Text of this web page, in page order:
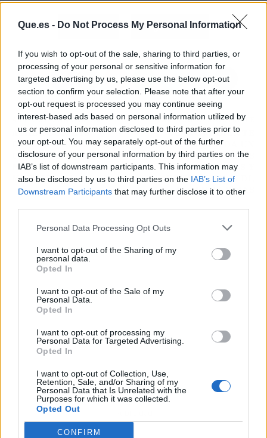
Que.es - Do Not Process My Personal Information
If you wish to opt-out of the sale, sharing to third parties, or
processing of your personal or sensitive information for
targeted advertising by us, please use the below opt-out
section to confirm your selection. Please note that after your
opt-out request is processed you may continue seeing
interest-based ads based on personal information utilized by
us or personal information disclosed to third parties prior to
your opt-out. You may separately opt-out of the further
disclosure of your personal information by third parties on the
IAB’s list of downstream participants. This information may
also be disclosed by us to third parties on the IAB’s List of
Downstream Participants that may further disclose it to other
Personal Data Processing Opt Outs
I want to opt-out of the Sharing of my
personal data.
Opted In
I want to opt-out of the Sale of my
Personal Data.
Opted In
I want to opt-out of processing my
Personal Data for Targeted Advertising.
Opted In
I want to opt-out of Collection, Use,
Retention, Sale, and/or Sharing of my
Personal Data that Is Unrelated with the
Purposes for which it was collected.
Opted Out
CONFIRM
Atrás Siguiente
ARTÍCULO ANTERIOR
ACABA CON LAS
OJERAS PARA SIEMPRE
CON ESTE PRODUCTO
MÁGICO DE
MERCADONA
ARTÍCULO SIGUIENTE
EL INGREDIENTE
SECRETO QUE DA UN
CHUTE DE PROTEÍNAS
A TUS COMIDAS Y
VENDEN EN ALDI,
ALCAMPO Y MÁS